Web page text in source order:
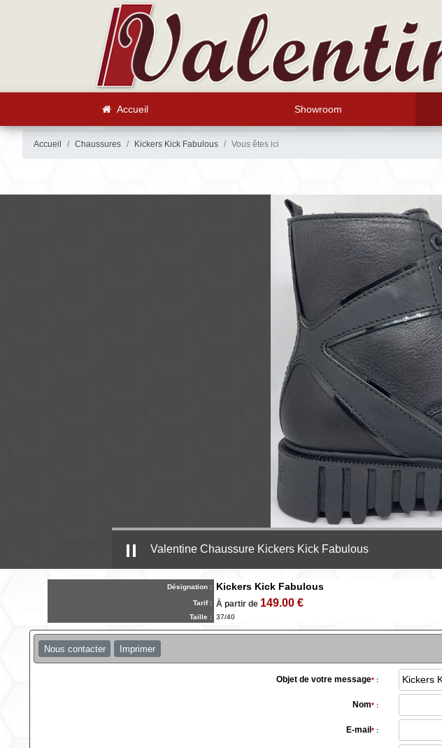
Accueil Showroom
Accueil Chaussures Kickers Kick Fabulous Vous êtes ici
Valentine Chaussure Kickers Kick Fabulous
Désignation : Kickers Kick Fabulous
Tarif : À partir de 149.00 €
Taille : 37/40
Nous contacter Imprimer
Objet de votre message*:
Nom*:
E-mail *: